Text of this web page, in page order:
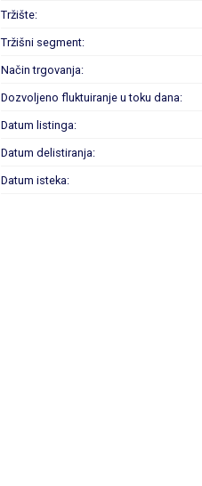
Tržište:
Tržišni segment:
Način trgovanja:
Dozvoljeno fluktuiranje u toku dana:
Datum listinga:
Datum delistiranja:
Datum isteka: